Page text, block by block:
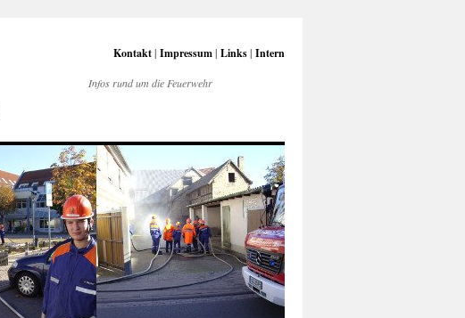
Kontakt| Impressum| Links| Intern
Infos rund um die Feuerwehr